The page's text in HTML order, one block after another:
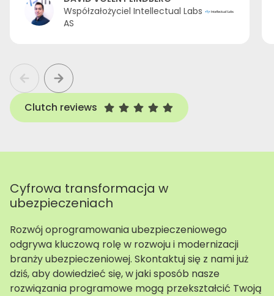
Współzałożyciel Intellectual Labs
AS
Clutch reviews
Cyfrowa transformacja w
ubezpieczeniach
Rozwój oprogramowania ubezpieczeniowego
odgrywa kluczową rolę w rozwoju i modernizacji
branży ubezpieczeniowej. Skontaktuj się z nami już
dziś, aby dowiedzieć się, w jaki sposób nasze
rozwiązania programowe mogą przekształcić Twoją